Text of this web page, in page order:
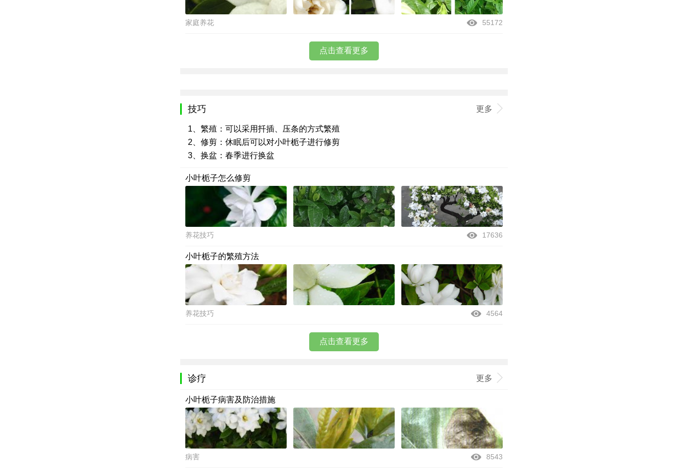
家庭养花 55172
点击查看更多
技巧 更多
1、繁殖：可以采用扦插、压条的方式繁殖
2、修剪：休眠后可以对小叶栀子进行修剪
3、换盆：春季进行换盆
小叶栀子怎么修剪
养花技巧 17636
小叶栀子的繁殖方法
养花技巧 4564
点击查看更多
诊疗 更多
小叶栀子病害及防治措施
病害 8543